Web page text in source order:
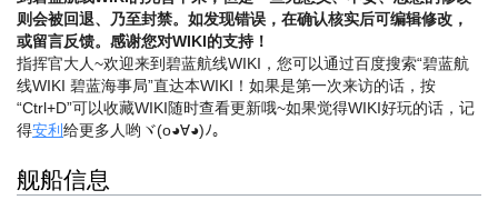
则会被回退、乃至封禁。如发现错误，在确认核实后可编辑修改，
或留言反馈。感谢您对WIKI的支持！
指挥官大人~欢迎来到碧蓝航线WIKI，您可以通过百度搜索“碧蓝航
线WIKI 碧蓝海事局”直达本WIKI！如果是第一次来访的话，按
“Ctrl+D”可以收藏WIKI随时查看更新哦~如果觉得WIKI好玩的话，记
得安利 给更多人哟ヾ(o◕∀◕)ﾉ。
舰船信息